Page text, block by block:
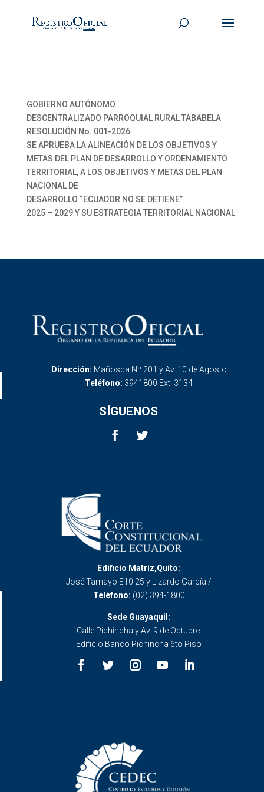
GOBIERNO AUTÓNOMO
DESCENTRALIZADO PARROQUIAL RURAL TABABELA
RESOLUCIÓN No. 001-2026
SE APRUEBA LA ALINEACIÓN DE LOS OBJETIVOS Y
METAS DEL PLAN DE DESARROLLO Y ORDENAMIENTO
TERRITORIAL, A LOS OBJETIVOS Y METAS DEL PLAN
NACIONAL DE
DESARROLLO “ECUADOR NO SE DETIENE”
2025 – 2029 Y SU ESTRATEGIA TERRITORIAL NACIONAL
Dirección: Mañosca Nº 201 y Av. 10 de Agosto
Teléfono: 3941800 Ext. 3134
SÍGUENOS
Edificio Matriz,Quito:
José Tamayo E10 25 y Lizardo García /
Teléfono: (02) 394-1800
Sede Guayaquil:
Calle Pichincha y Av. 9 de Octubre.
Edificio Banco Pichincha 6to Piso